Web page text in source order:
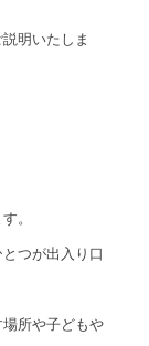
明いたしま
。
つが出入り口
所や子どもや